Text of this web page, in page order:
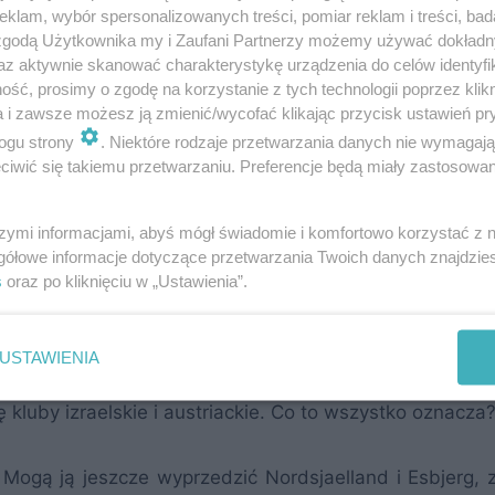
121 NK Maribor SVN
123 Ludogorec Razgrad BUL
124 Vaslui ROM
125 Partizan Belgrad SRB
132 Wisła Kraków POL
prawdopodobnie będziemy potykać się o
i Esbjergu (przed fazą grupową były bardzo
kluby izraelskie i austriackie. Co to wszystko oznacza?
ją jeszcze wyprzedzić Nordsjaelland i Esbjerg,
wybór spersonalizowanych treści, pomiar reklam i treści,
Użytkownika my i Zaufani Partnerzy możemy używać
aktywnie skanować charakterystykę urządzenia do celów
prosimy o zgodę na korzystanie z tych technologii poprzez
i zawsze możesz ją zmienić/wycofać klikając przycisk ustawień
strony
. Niektóre rodzaje przetwarzania danych nie
się takiemu przetwarzaniu. Preferencje będą miały
informacjami, abyś mógł świadomie i komfortowo korzystać z
informacje dotyczące przetwarzania Twoich danych
oraz po kliknięciu w „Ustawienia”.
USTAWIENIA